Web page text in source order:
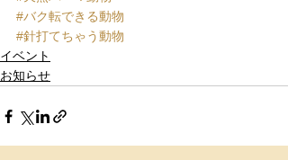
#バク転できる動物
#針打てちゃう動物
イベント
お知らせ